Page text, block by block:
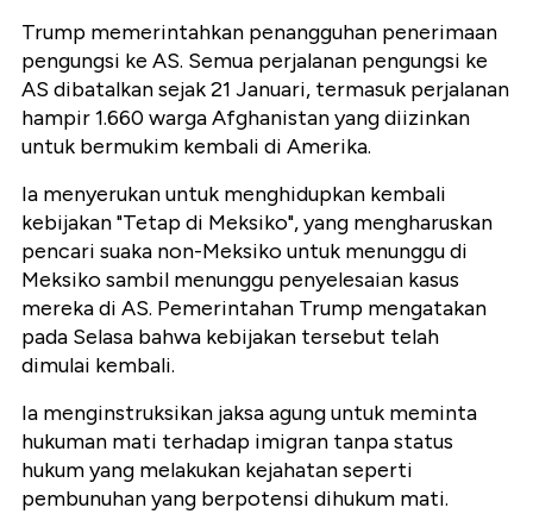
Trump memerintahkan penangguhan penerimaan
pengungsi ke AS. Semua perjalanan pengungsi ke
AS dibatalkan sejak 21 Januari, termasuk perjalanan
hampir 1.660 warga Afghanistan yang diizinkan
untuk bermukim kembali di Amerika.
Ia menyerukan untuk menghidupkan kembali
kebijakan "Tetap di Meksiko", yang mengharuskan
pencari suaka non-Meksiko untuk menunggu di
Meksiko sambil menunggu penyelesaian kasus
mereka di AS. Pemerintahan Trump mengatakan
pada Selasa bahwa kebijakan tersebut telah
dimulai kembali.
Ia menginstruksikan jaksa agung untuk meminta
hukuman mati terhadap imigran tanpa status
hukum yang melakukan kejahatan seperti
pembunuhan yang berpotensi dihukum mati.